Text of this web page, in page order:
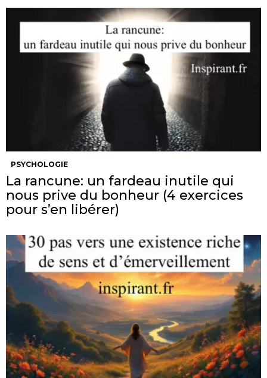
PSYCHOLOGIE
La rancune: un fardeau inutile qui
nous prive du bonheur (4 exercices
pour s’en libérer)